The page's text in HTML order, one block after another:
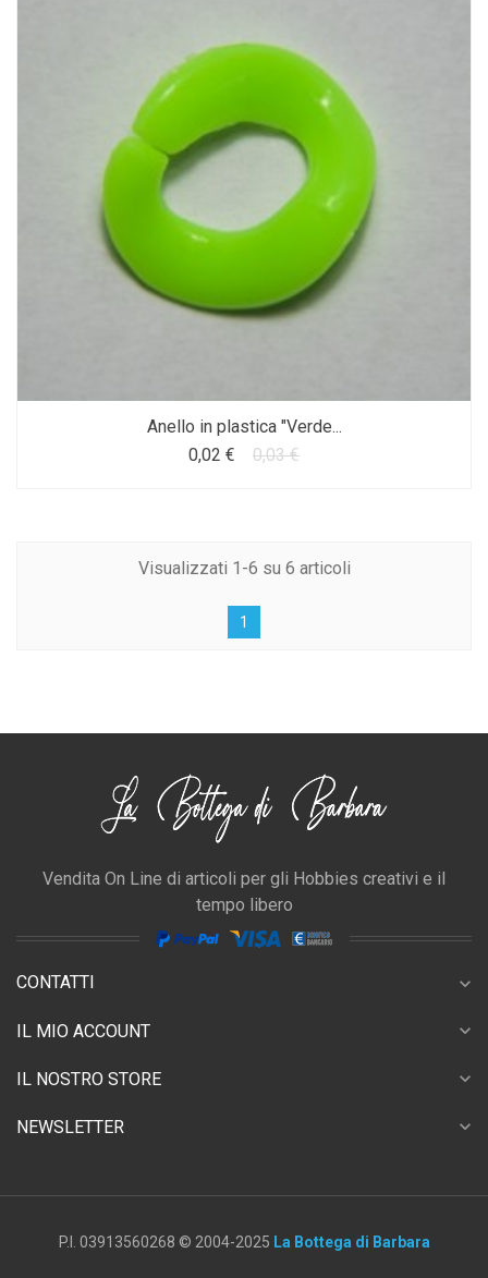
Anello in plastica "Verde...
0,02 €
0,03 €
Visualizzati 1-6 su 6 articoli
1
Vendita On Line di articoli per gli Hobbies creativi e il
tempo libero
CONTATTI expand_more
IL MIO ACCOUNT expand_more
IL NOSTRO STORE expand_more
NEWSLETTER expand_more
P.I. 03913560268 © 2004-2025 La Bottega di Barbara